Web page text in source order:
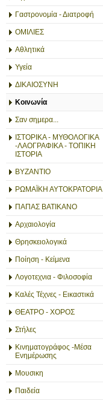
Γαστρονομία - Διατροφή
ΟΜΙΛΙΕΣ
Αθλητικά
Υγεία
ΔΙΚΑΙΟΣΥΝΗ
Κοινωνία
Σαν σημερα...
ΙΣΤΟΡΙΚΑ - ΜΥΘΟΛΟΓΙΚΑ
-ΛΑΟΓΡΑΦΙΚΑ - ΤΟΠΙΚΗ
ΙΣΤΟΡΙΑ
ΒΥΖΑΝΤΙΟ
ΡΩΜΑΪΚΗ ΑΥΤΟΚΡΑΤΟΡΙΑ
ΠΑΠΑΣ ΒΑΤΙΚΑΝΟ
Αρχαιολογία
Θρησκειολογικά
Ποίηση - Κείμενα
Λογοτεχνια - Φιλοσοφία
Καλές Τέχνες - Εικαστικά
ΘΕΑΤΡΟ - ΧΟΡΟΣ
Στήλες
Κινηματογράφος -Μέσα
Ενημέρωσης
Μουσικη
Παιδεία